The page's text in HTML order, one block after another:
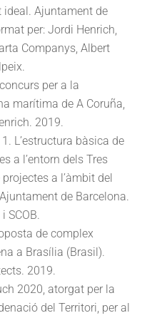
ideal. Ajuntament de
per: Jordi Henrich,
Companys, Albert
per a la
marítima de A Coruña,
2019.
L’estructura bàsica de
a l’entorn dels Tres
a l’àmbit del
de Barcelona.
SCOB.
de complex
a Brasília (Brasil).
2019.
2020, atorgat per la
del Territori, per al